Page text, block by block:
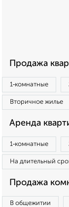
Продажа
1‑комнатные
Вторичное жилье
Аренда
1‑комнатные
На длительный
Продажа
В общежитии